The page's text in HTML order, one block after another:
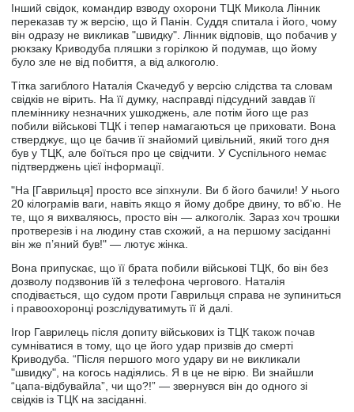
Інший свідок, командир взводу охорони ТЦК Микола Лінник
переказав ту ж версію, що й Панін. Суддя спитала і його, чому
він одразу не викликав "швидку". Лінник відповів, що побачив у
рюкзаку Криводуба пляшки з горілкою й подумав, що йому
було зле не від побиття, а від алкоголю.
Тітка загиблого Наталія Скачедуб у версію слідства та словам
свідків не вірить. На її думку, насправді підсудний завдав її
племіннику незначних ушкоджень, але потім його ще раз
побили військові ТЦК і тепер намагаються це приховати. Вона
стверджує, що це бачив її знайомий цивільний, який того дня
був у ТЦК, але боїться про це свідчити. У Суспільного немає
підтверджень цієї інформації.
"На [Гаврильця] просто все зіпхнули. Ви б його бачили! У нього
20 кілограмів ваги, навіть якщо я йому добре двину, то вб’ю. Не
те, що я вихваляюсь, просто він — алкоголік. Зараз хоч трошки
протверезів і на людину став схожий, а на першому засіданні
він же п’яний був!" — лютує жінка.
Вона припускає, що її брата побили військові ТЦК, бо він без
дозволу подзвонив їй з телефона чергового. Наталія
сподівається, що судом проти Гаврильця справа не зупиниться
і правоохоронці розслідуватимуть її й далі.
Ігор Гаврилець після допиту військових із ТЦК також почав
сумніватися в тому, що це його удар призвів до смерті
Криводуба. “Після першого мого удару ви не викликали
"швидку", на когось надіялись. Я в це не вірю. Ви знайшли
“цапа-відбувайла”, чи що?!” ― звернувся він до одного зі
свідків із ТЦК на засіданні.